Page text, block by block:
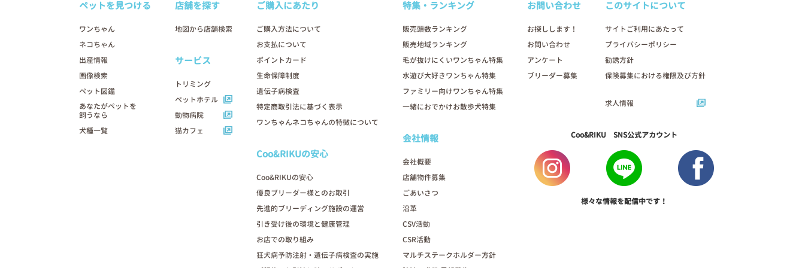
ペットを見つける
ワンちゃん
ネコちゃん
出産情報
画像検索
ペット図鑑
あなたがペットを
飼うなら
犬種一覧
店舗を探す
地図から店舗検索
サービス
トリミング
ペットホテル
動物病院
猫カフェ
ご購入にあたり
ご購入方法について
お支払について
ポイントカード
生命保障制度
遺伝子病検査
特定商取引法に基づく表示
ワンちゃんネコちゃんの特徴について
Coo&RIKUの安心
Coo&RIKUの安心
優良ブリーダー様とのお取引
先進的ブリーディング施設の運営
引き受け後の環境と健康管理
お店での取り組み
狂犬病予防注射・遺伝子病検査の実施
特集・ランキング
販売頭数ランキング
販売地域ランキング
毛が抜けにくいワンちゃん特集
水遊び大好きワンちゃん特集
ファミリー向けワンちゃん特集
一緒におでかけお散歩犬特集
会社情報
会社概要
店舗物件募集
ごあいさつ
沿革
CSV活動
CSR活動
マルチステークホルダー方針
お問い合わせ
お探しします！
お問い合わせ
アンケート
ブリーダー募集
このサイトについて
サイトご利用にあたって
プライバシーポリシー
勧誘方針
保険募集における権限及び方針
求人情報
Coo&RIKU SNS公式アカウント
様々な情報を配信中です！